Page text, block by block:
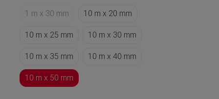
1 m x 30 mm
10 m x 20 mm
10 m x 25 mm 10 m x 30 mm
10 m x 35 mm 10 m x 40 mm
10 m x 50 mm